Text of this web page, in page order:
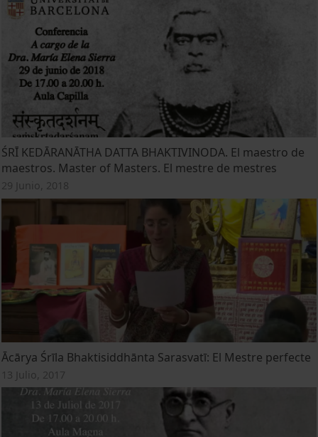
ŚRĪ KEDĀRANĀTHA DATTA BHAKTIVINODA. El maestro de
maestros. Master of Masters. El mestre de mestres
29 Junio, 2018
Ācārya Śrīla Bhaktisiddhānta Sarasvatī: El Mestre perfecte
13 Julio, 2017